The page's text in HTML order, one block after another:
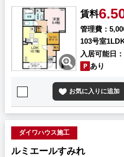
賃料
管理費
103号室
入居可能日
あり
お気に入りに追加
ダイワハウス施工
ルミエールすみれ